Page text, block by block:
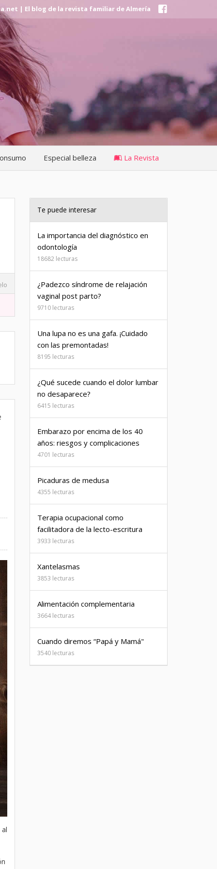
| El blog de la revista familiar de Almería
Especial belleza La Revista
Te puede interesar
La importancia del diagnóstico en
odontología
18682 lecturas
¿Padezco síndrome de relajación
vaginal post parto?
9710 lecturas
Una lupa no es una gafa. ¡Cuidado
con las premontadas!
8195 lecturas
¿Qué sucede cuando el dolor lumbar
no desaparece?
6415 lecturas
Embarazo por encima de los 40
años: riesgos y complicaciones
4701 lecturas
Picaduras de medusa
4355 lecturas
Terapia ocupacional como
facilitadora de la lecto-escritura
3933 lecturas
Xantelasmas
3853 lecturas
Alimentación complementaria
3664 lecturas
Cuando diremos “Papá y Mamá"
3540 lecturas